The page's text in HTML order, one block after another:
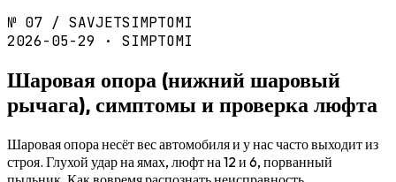
№ 07 / SAVJETSIMPTOMI
2026-05-29 · SIMPTOMI
Шаровая опора (нижний шаровый
рычага), симптомы и проверка люфта
Шаровая опора несёт вес автомобиля и у нас часто выходит из
строя. Глухой удар на ямах, люфт на 12 и 6, порванный